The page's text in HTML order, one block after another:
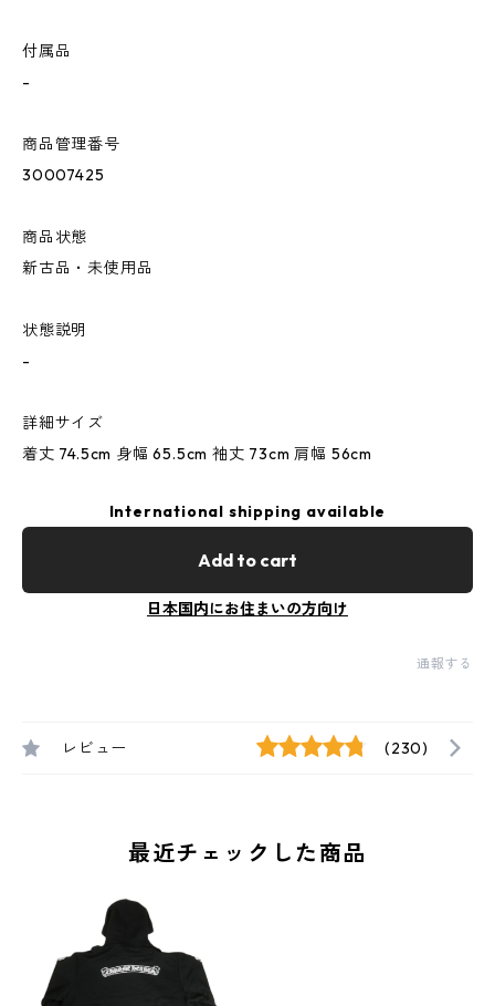
付属品
-
商品管理番号
30007425
商品状態
新古品・未使用品
状態説明
-
詳細サイズ
着丈 74.5cm 身幅 65.5cm 袖丈 73cm 肩幅 56cm
International shipping available
Add to cart
日本国内にお住まいの方向け
通報する
レビュー (230)
最近チェックした商品